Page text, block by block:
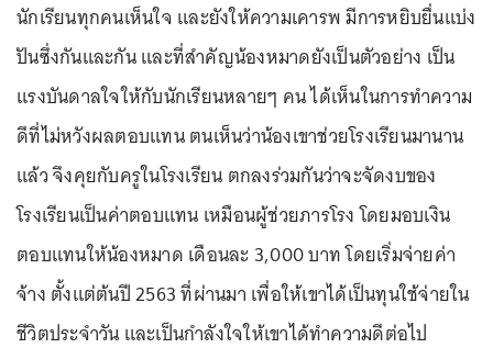
นักเรียนทุกคนเห็นใจ และยังให้ความเคารพ มีการหยิบยื่นแบ่ง
ปันซึ่งกันและกัน และที่สำคัญน้องหมาดยังเป็นตัวอย่าง เป็น
แรงบันดาลใจให้กับนักเรียนหลายๆ คน ได้เห็นในการทำความ
ดีที่ไม่หวังผลตอบแทน ตนเห็นว่าน้องเขาช่วยโรงเรียนมานาน
แล้ว จึงคุยกับครูในโรงเรียน ตกลงร่วมกันว่าจะจัดงบของ
โรงเรียนเป็นค่าตอบแทน เหมือนผู้ช่วยภารโรง โดยมอบเงิน
ตอบแทนให้น้องหมาด เดือนละ 3,000 บาท โดยเริ่มจ่ายค่า
จ้าง ตั้งแต่ต้นปี 2563 ที่ผ่านมา เพื่อให้เขาได้เป็นทุนใช้จ่ายใน
ชีวิตประจำวัน และเป็นกำลังใจให้เขาได้ทำความดีต่อไป